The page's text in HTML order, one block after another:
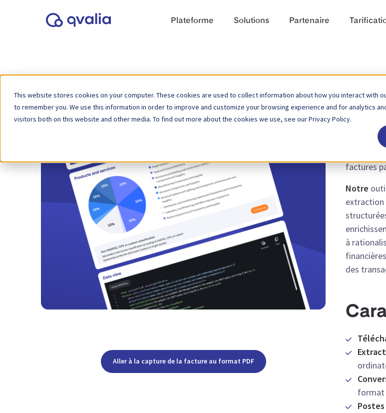
This website stores cookies on your computer. These cookies are used to collect information about how you interact with
to remember you. We use this information in order to improve and customize your browsing experience and for analytics
visitors both on this website and other media. To find out more about the cookies we use, see our Privacy Policy.
Plateforme Solutions Partenaire
Extraction de factures par l'IA
Aller à la capture de la facture au format PDF
Le
les
factures
Notre
à
des
format